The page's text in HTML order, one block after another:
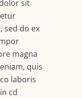
sit
sed do ex
magna
quis
laboris
cd